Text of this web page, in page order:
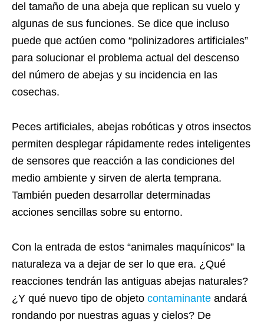
del tamaño de una abeja que replican su vuelo y
algunas de sus funciones. Se dice que incluso
puede que actúen como “polinizadores artificiales”
para solucionar el problema actual del descenso
del número de abejas y su incidencia en las
cosechas.
Peces artificiales, abejas robóticas y otros insectos
permiten desplegar rápidamente redes inteligentes
de sensores que reacción a las condiciones del
medio ambiente y sirven de alerta temprana.
También pueden desarrollar determinadas
acciones sencillas sobre su entorno.
Con la entrada de estos “animales maquínicos” la
naturaleza va a dejar de ser lo que era. ¿Qué
reacciones tendrán las antiguas abejas naturales?
¿Y qué nuevo tipo de objeto contaminante andará
rondando por nuestras aguas y cielos? De